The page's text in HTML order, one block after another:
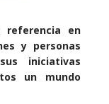
referencia en
y personas
iniciativas
un mundo